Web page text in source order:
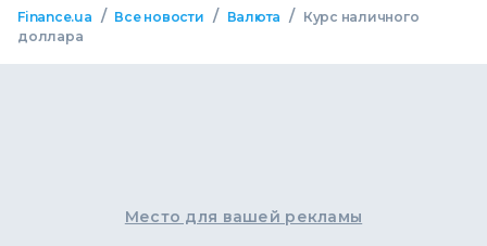
Finance.ua / Все новости / Валюта /
Курс наличного
доллара
Место для вашей рекламы